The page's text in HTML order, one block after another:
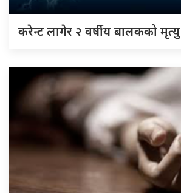
करेन्ट लागेर २ वर्षीय बालकको मृत्यु